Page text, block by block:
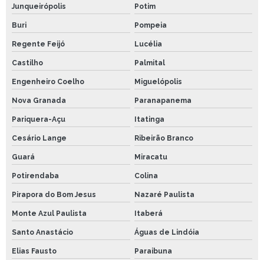
Junqueirópolis Potim
Buri Pompeia
Regente Feijó Lucélia
Castilho Palmital
Engenheiro Coelho Miguelópolis
Nova Granada Paranapanema
Pariquera-Açu Itatinga
Cesário Lange Ribeirão Branco
Guará Miracatu
Potirendaba Colina
Pirapora do Bom Jesus Nazaré Paulista
Monte Azul Paulista Itaberá
Santo Anastácio Águas de Lindóia
Elias Fausto Paraibuna